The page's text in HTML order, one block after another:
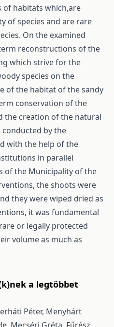
habitats which,are
of species and are rare
On the examined
reconstructions of the
which strive for the
species on the
of the habitat of the sandy
conservation of the
the creation of the natural
conducted by the
with the help of the
in parallel
of the Municipality of the
the shoots were
they were wiped dried as
it was fundamental
or legally protected
volume as much as
a legtöbbet
Péter, Menyhárt